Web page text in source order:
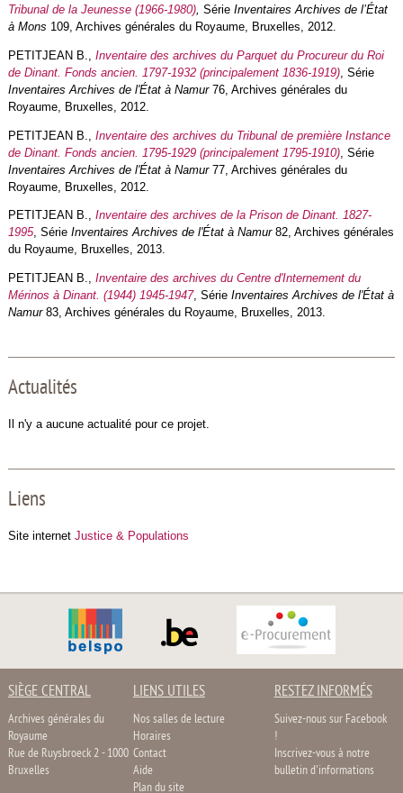
Tribunal de la Jeunesse (1966-1980), Série Inventaires Archives de l’État
à Mons 109, Archives générales du Royaume, Bruxelles, 2012.
PETITJEAN B.,
Inventaire des archives du Parquet du Procureur du Roi
de Dinant. Fonds ancien. 1797-1932 (principalement 1836-1919), Série
Inventaires Archives de l'État à Namur76, Archives générales du
Royaume, Bruxelles, 2012.
PETITJEAN B., Inventaire des archives du Tribunal de première Instance
de Dinant. Fonds ancien. 1795-1929 (principalement 1795-1910), Série
Inventaires Archives de l'État à Namur77, Archives générales du
Royaume, Bruxelles, 2012.
PETITJEAN B., Inventaire des archives de la Prison de Dinant. 1827-
1995, Série Inventaires Archives de l'État à Namur82, Archives générales
du Royaume, Bruxelles, 2013.
PETITJEAN B., Inventaire des archives du Centre d'Internement du
Mérinos à Dinant. (1944) 1945-1947, Série Inventaires Archives de l'État à
Namur83, Archives générales du Royaume, Bruxelles, 2013.
Actualités
Il n'y a aucune actualité pour ce projet.
Liens
Site internet Justice & Populations
SIÈGE CENTRAL
Archives générales du
Royaume
Rue de Ruysbroeck 2 - 1000
Bruxelles
LIENS UTILES
Nos salles de lecture
Horaires
Contact
Aide
Plan du site
RESTEZ INFORMÉS
Suivez-nous sur Facebook
!
Inscrivez-vous à notre
bulletin d'informations